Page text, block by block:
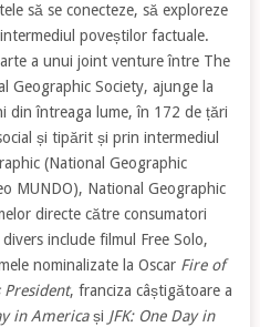
să se conecteze, să exploreze
poveștilor factuale.
a unui joint venture între The
Geographic Society, ajunge la
din întreaga lume, în 172 de țări
și tipărit și prin intermediul
(National Geographic
MUNDO), National Geographic
directe către consumatori
include filmul Free Solo,
nominalizate la Oscar Fire of
President, franciza câștigătoare a
in Americași JFK: One Day in